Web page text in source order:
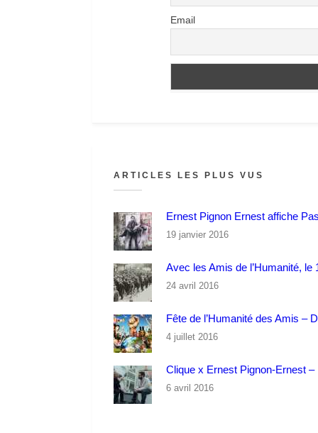
Email
ARTICLES LES PLUS VUS
Ernest Pignon Ernest affiche
19 janvier 2016
Avec les Amis de l’Humanité, le
24 avril 2016
Fête de l’Humanité des Amis –
4 juillet 2016
Clique x Ernest Pignon-Ernest
6 avril 2016